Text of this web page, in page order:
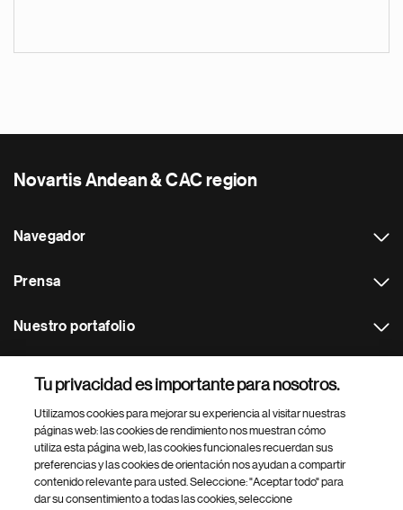
Novartis Andean & CAC region
Navegador
Prensa
Nuestro portafolio
Footer Site Search
Tu privacidad es importante para nosotros.
Utilizamos cookies para mejorar su experiencia al visitar nuestras
páginas web: las cookies de rendimiento nos muestran cómo
utiliza esta página web, las cookies funcionales recuerdan sus
preferencias y las cookies de orientación nos ayudan a compartir
contenido relevante para usted. Seleccione: "Aceptar todo" para
dar su consentimiento a todas las cookies, seleccione